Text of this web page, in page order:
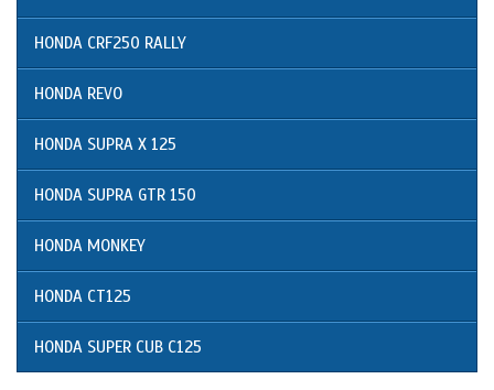
HONDA CRF250 RALLY
HONDA REVO
HONDA SUPRA X 125
HONDA SUPRA GTR 150
HONDA MONKEY
HONDA CT125
HONDA SUPER CUB C125